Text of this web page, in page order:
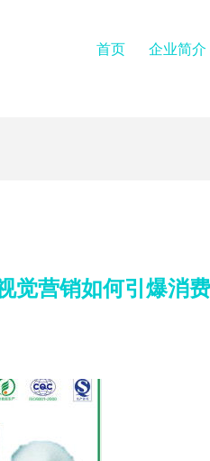
首页 企业简介
觉营销如何引爆消